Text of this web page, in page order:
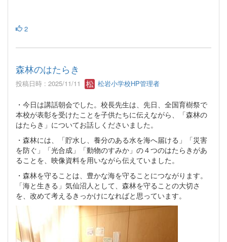
2
森林のはたらき
投稿日時 : 2025/11/11 松岩小学校HP管理者
・今日は講話朝会でした。校長先生は、先日、全国育樹祭で
本校が表彰を受けたことを子供たちに伝えながら、「森林の
はたらき」についてお話しくださいました。
・森林には、「貯水し、養分のある水を海へ届ける」「災害
を防ぐ」「光合成」「動物のすみか」の４つのはたらきがあ
ることを、映像資料を用いながら伝えていました。
・森林を守ることは、豊かな海を守ることにつながります。
「海と生きる」気仙沼人として、森林を守ることの大切さ
を、改めて考えるきっかけになればと思っています。